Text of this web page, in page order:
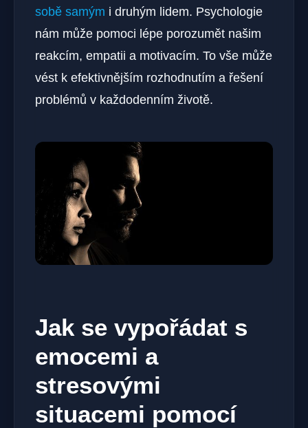
sobě samým i druhým lidem. Psychologie
nám může pomoci lépe porozumět našim
reakcím, empatii a motivacím. To vše může
vést k efektivnějším rozhodnutím a řešení
problémů v každodenním životě.
Jak se vypořádat s
emocemi a
stresovými
situacemi pomocí